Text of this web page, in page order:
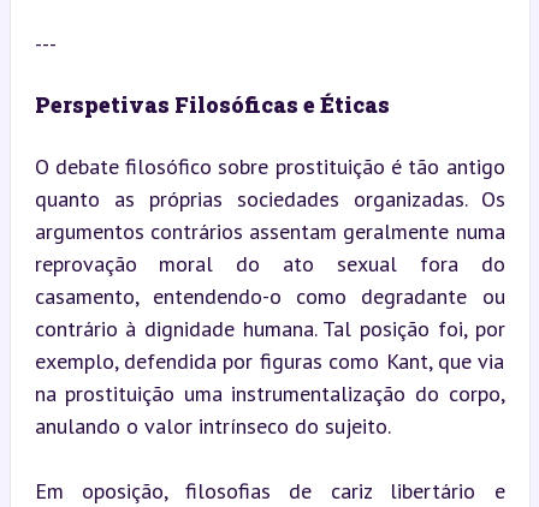
---
Perspetivas Filosóficas e Éticas
O debate filosófico sobre prostituição é tão antigo
quanto as próprias sociedades organizadas. Os
argumentos contrários assentam geralmente numa
reprovação moral do ato sexual fora do
casamento, entendendo-o como degradante ou
contrário à dignidade humana. Tal posição foi, por
exemplo, defendida por figuras como Kant, que via
na prostituição uma instrumentalização do corpo,
anulando o valor intrínseco do sujeito.
Em oposição, filosofias de cariz libertário e